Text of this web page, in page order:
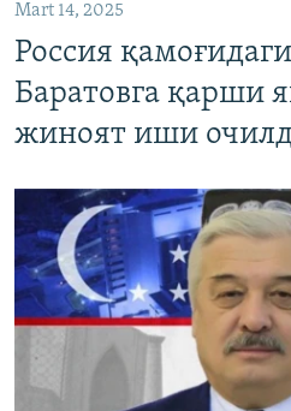
Mart 14, 2025
Россия
Баратовга қарши
жиноят иши